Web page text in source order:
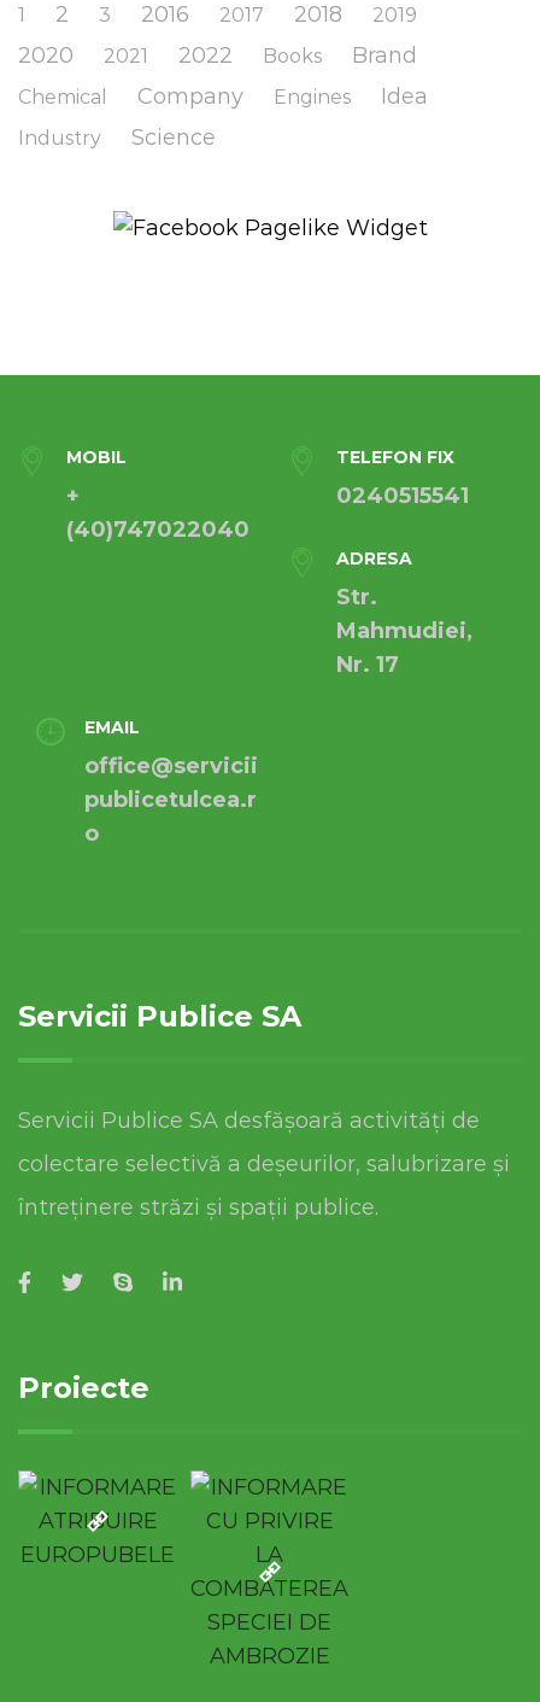
1 2 3 2016 2017 2018 2019
2020 2021 2022 Books Brand
Chemical Company Engines Idea
Industry Science
MOBIL
+
(40)747022040
TELEFON FIX
0240515541
ADRESA
Str.
Mahmudiei,
Nr. 17
EMAIL
office@servicii
publicetulcea.r
o
Servicii Publice SA
Servicii Publice SA desfășoară activități de
colectare selectivă a deșeurilor, salubrizare și
întreținere străzi și spații publice.
Proiecte